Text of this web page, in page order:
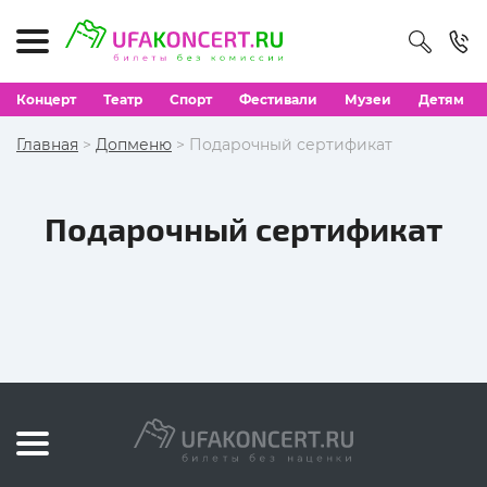
Концерт Театр Спорт Фестивали Музеи Детям
Главная > Допменю > Подарочный сертификат
Подарочный сертификат